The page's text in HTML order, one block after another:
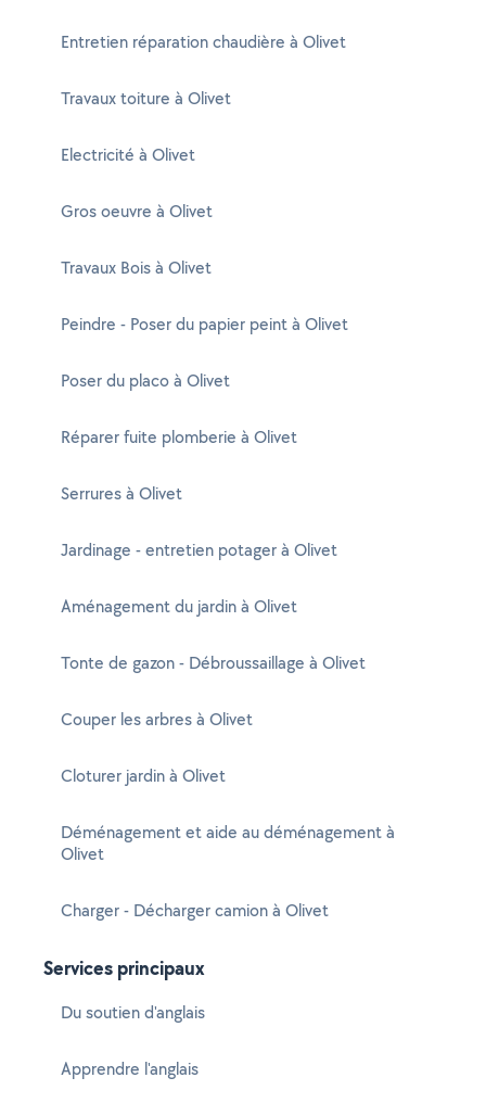
Entretien réparation chaudière à Olivet
Travaux toiture à Olivet
Electricité à Olivet
Gros oeuvre à Olivet
Travaux Bois à Olivet
Peindre - Poser du papier peint à Olivet
Poser du placo à Olivet
Réparer fuite plomberie à Olivet
Serrures à Olivet
Jardinage - entretien potager à Olivet
Aménagement du jardin à Olivet
Tonte de gazon - Débroussaillage à Olivet
Couper les arbres à Olivet
Cloturer jardin à Olivet
Déménagement et aide au déménagement à
Olivet
Charger - Décharger camion à Olivet
Services principaux
Du soutien d'anglais
Apprendre l'anglais